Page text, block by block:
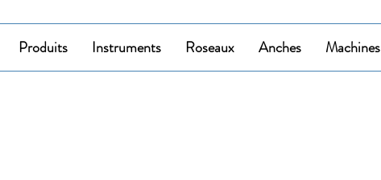
Produits Instruments Roseaux Anches Machines